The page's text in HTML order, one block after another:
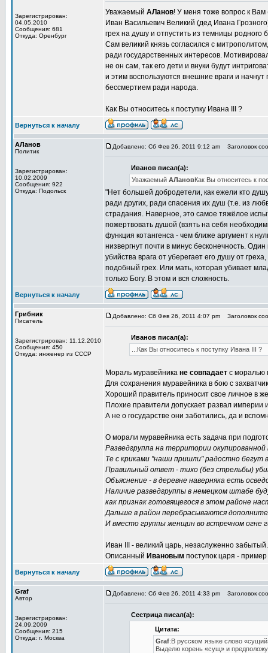
Зарегистрирован:
04.05.2010
Сообщения: 681
Откуда: Оренбург
Уважаемый АЛанов! У меня тоже вопрос к Вам
Иван Васильевич Великий (дед Ивана
грех на душу и отпустить из темницы
Сам великий князь согласился с
ради государственных интересов.
не он сам, так его дети и внуки будут
и этим воспользуются внешние враги и
бессмертием ради народа.
Как Вы относитесь к поступку Ивана III ?
Вернуться к началу
АЛанов
Политик
Зарегистрирован:
10.02.2009
Сообщения: 922
Откуда: Подольск
Добавлено: Сб Фев 26, 2011 9:12 am Заголовок
Иванов писал(а):
Уважаемый АЛановКак Вы относитесь к
"Нет большей добродетели, как ежели кто
ради других, ради спасения их душ (т.е. из
страдания. Наверное, это самое тяжёлое
пожертвовать душой (взять на себя
функция котангенса - чем ближе аргумент к
низвергнут почти в минус бесконечность.
убийства врага от уберегает его душу от
подобный грех. Или мать, которая убивает
только Богу. В этом и вся сложность.
Вернуться к началу
Грибник
Писатель
Зарегистрирован: 11.12.2010
Сообщения: 450
Откуда: инженер из СССР
Добавлено: Сб Фев 26, 2011 4:07 pm Заголовок
Иванов писал(а):
...Как Вы относитесь к поступку Ивана III ?
Мораль муравейника не совпадает с моралью
Для сохранения муравейника в бою с
Хороший правитель приносит свое личное в
Плохие правители допускает развал
А не о государстве они заботились, да и
О морали муравейника есть задача при
Разведгруппа на территории
Те с криками "наши пришли" радостно бегут
Правильный ответ - тихо (без стрельбы)
Объяснение - в деревне наверняка есть
Наличие разведгруппы в немецком штабе
как признак готовящегося в этом районе
Дальше в район перебрасываются
И вместо группы женщин во встречном огне
Иван III - великий царь, незаслуженно забытый.
Описанный Ивановым поступок царя -
Вернуться к началу
Graf
Автор
Зарегистрирован:
24.09.2009
Сообщения: 215
Откуда: г. Москва
Добавлено: Сб Фев 26, 2011 4:33 pm Заголовок
Сестрица писал(а):
Цитата:
Graf:В русском языке слово
Выделю корень «сущ» и